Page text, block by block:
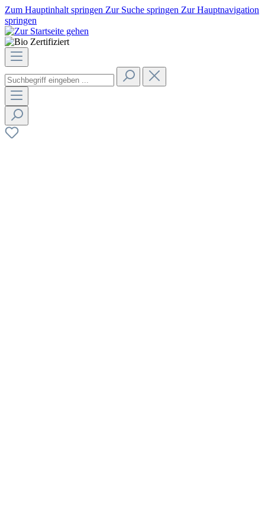
Zum Hauptinhalt springen Zur Suche springen Zur Hauptnavigation
springen